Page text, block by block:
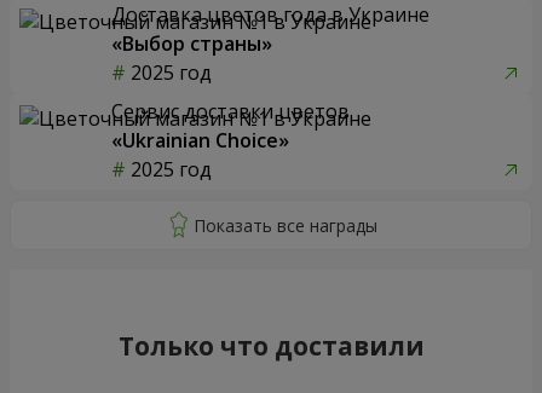
Доставка цветов года в Украине
«Выбор страны»
2025 год
Сервис доставки цветов
«Ukrainian Choice»
2025 год
Только что доставили